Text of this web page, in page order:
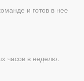
и готов в нее
часов в неделю.